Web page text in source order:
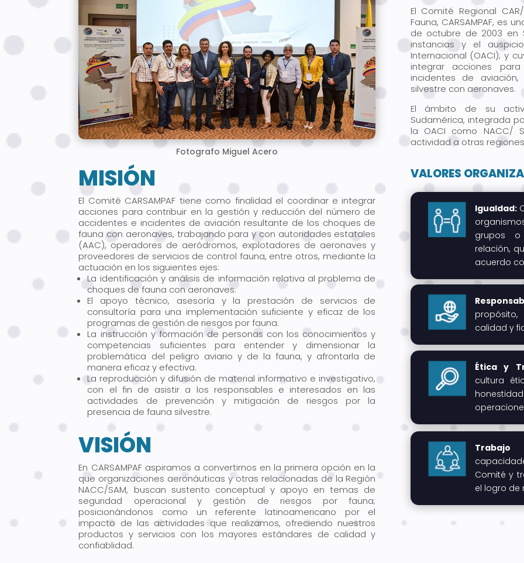
Fotografo Miguel Acero
El Comité Regional
Fauna, CARSAMPAF, es
de octubre de 2003 en
instancias y el
Internacional (OACI); y
integrar acciones
incidentes de
silvestre con aeronaves.
El ámbito de su
Sudamérica, integrada
la OACI como NACC/
actividad a otras
MISIÓN
El Comité CARSAMPAF tiene como finalidad el coordinar e integrar
acciones para contribuir en la gestión y reducción del número de
accidentes e incidentes de aviación resultante de los choques de
fauna con aeronaves, trabajando para y con autoridades estatales
(AAC), operadores de aeródromos, explotadores de aeronaves y
proveedores de servicios de control fauna, entre otros, mediante la
actuación en los siguientes ejes:
La identificación y análisis de información relativa al problema de
choques de fauna con aeronaves.
El apoyo técnico, asesoría y la prestación de servicios de
consultoría para una implementación suficiente y eficaz de los
programas de gestión de riesgos por fauna.
La instrucción y formación de personas con los conocimientos y
competencias suficientes para entender y dimensionar la
problemática del peligro aviario y de la fauna, y afrontarla de
manera eficaz y efectiva.
La reproducción y difusión de material informativo e investigativo,
con el fin de asistir a los responsables e interesados en las
actividades de prevención y mitigación de riesgos por la
presencia de fauna silvestre.
VISIÓN
En CARSAMPAF aspiramos a convertirnos en la primera opción en la
que organizaciones aeronáuticas y otras relacionadas de la Región
NACC/SAM, buscan sustento conceptual y apoyo en temas de
seguridad operacional y gestión de riesgos por fauna;
posicionándonos como un referente latinoamericano por el
impacto de las actividades que realizamos, ofreciendo nuestros
productos y servicios con los mayores estándares de calidad y
confiablidad.
VALORES
Igualdad:
grupos o
relación,
acuerdo
calidad y
Ética y
cultura
Trabajo
Comité y
el logro de